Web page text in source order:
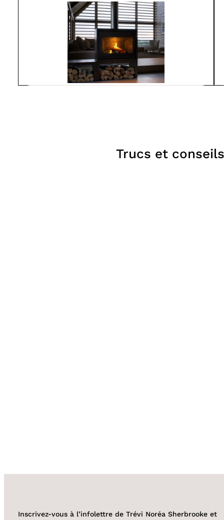
Trucs et conseils
Inscrivez-vous à l’infolettre de Trévi Noréa Sherbrooke et